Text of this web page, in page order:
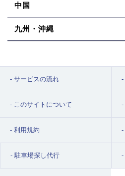
中国
九州・沖縄
サービスの流れ
このサイトについて
利用規約
駐車場探し代行